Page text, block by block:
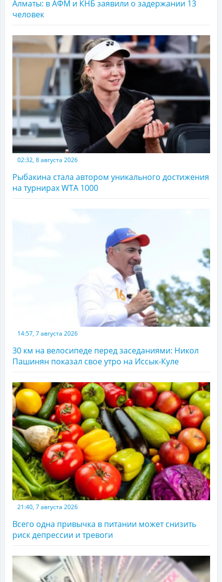
Алматы: в АФМ и КНБ заявили о задержании 13
человек
02:32, 8 августа 2026
Рыбакина стала автором уникального достижения
на турнирах WTA 1000
14:57, 7 августа 2026
30 км на велосипеде перед заседаниями: Никол
Пашинян показал свое утро на Иссык-Куле
21:40, 7 августа 2026
Всего одна привычка в питании может снизить
риск депрессии и тревоги